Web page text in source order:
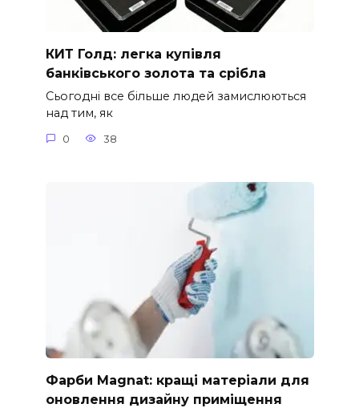
КИТ Голд: легка купівля
банківського золота та срібла
Сьогодні все більше людей замислюються
над тим, як
0 38
Фарби Magnat: кращі матеріали для
оновлення дизайну приміщення